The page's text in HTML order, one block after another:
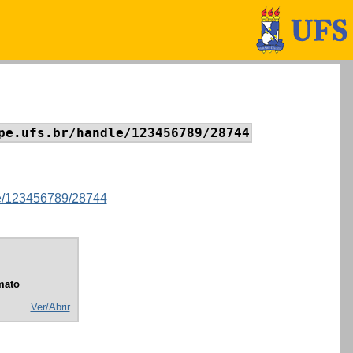
handle/123456789/28744
123456789/28744
Ver/Abrir